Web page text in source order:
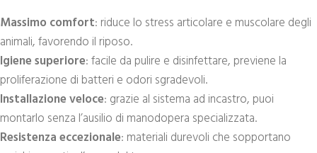
Massimo comfort: riduce lo stress articolare e muscolare degli
animali, favorendo il riposo.
Igiene superiore: facile da pulire e disinfettare, previene la
proliferazione di batteri e odori sgradevoli.
Installazione veloce: grazie al sistema ad incastro, puoi
montarlo senza l’ausilio di manodopera specializzata.
Resistenza eccezionale: materiali durevoli che sopportano